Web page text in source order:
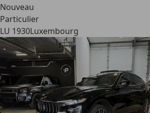
Nouveau
Particulier
LU 1930Luxembourg